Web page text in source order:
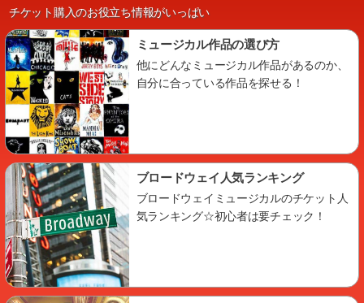
チケット購入のお役立ち情報がいっぱい
ミュージカル作品の選び方
他にどんなミュージカル作品があるのか、
自分に合っている作品を探せる！
ブロードウェイ人気ランキング
ブロードウェイミュージカルのチケット人
気ランキング☆初心者は要チェック！